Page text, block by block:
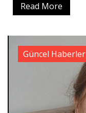
Read More
Güncel Haberler